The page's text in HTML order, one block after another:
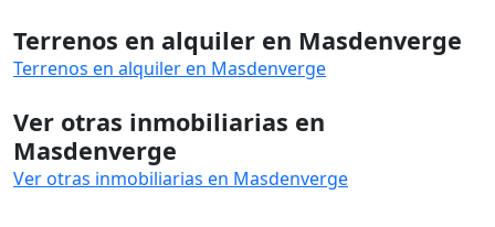
Terrenos en alquiler en Masdenverge
Terrenos en alquiler en Masdenverge
Ver otras inmobiliarias en
Masdenverge
Ver otras inmobiliarias en Masdenverge